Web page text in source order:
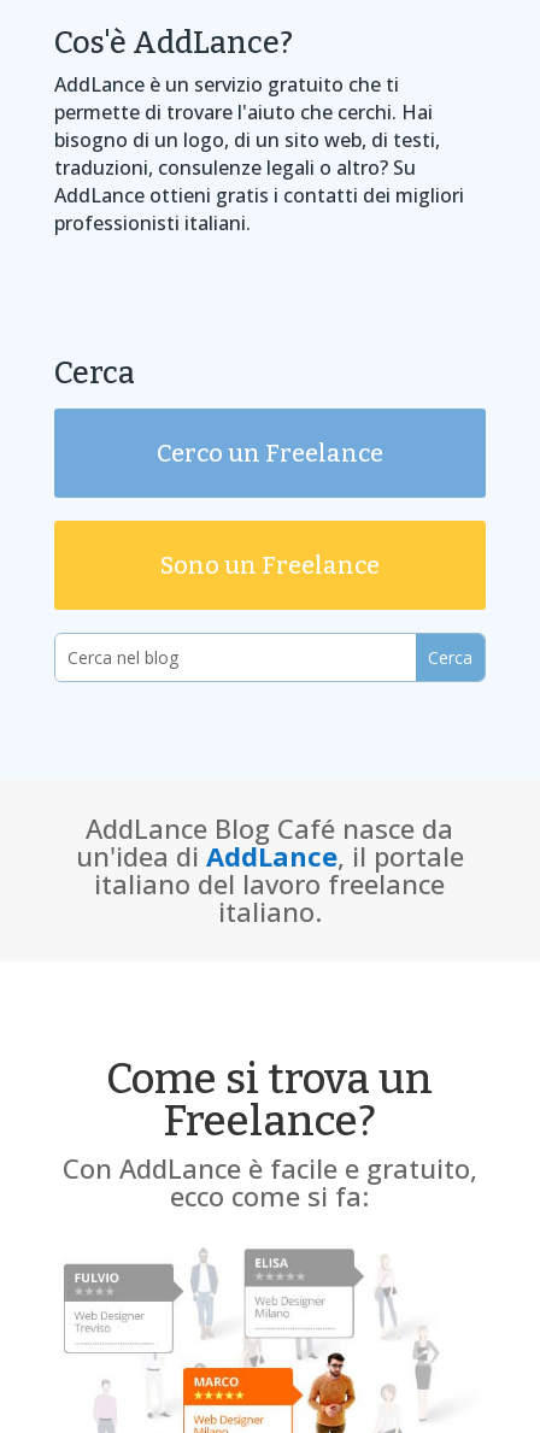
Cos'è AddLance?
AddLance è un servizio gratuito che ti
permette di trovare l'aiuto che cerchi. Hai
bisogno di un logo, di un sito web, di testi,
traduzioni, consulenze legali o altro? Su
AddLance ottieni gratis i contatti dei migliori
professionisti italiani.
Cerca
Cerco un Freelance
Sono un Freelance
AddLance Blog Café nasce da
un'idea di AddLance, il portale
italiano del lavoro freelance
italiano.
Come si trova un
Freelance?
Con AddLance è facile e gratuito,
ecco come si fa: